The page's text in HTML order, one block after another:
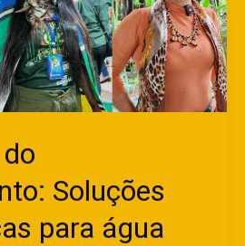
Soluções
para água